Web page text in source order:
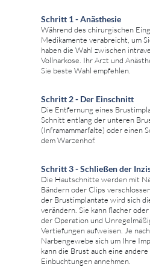
Schritt 1 - Anästhesie
Während des chirurgischen
Medikamente verabreicht, um
haben die Wahl zwischen
Vollnarkose. Ihr Arzt und
Sie beste Wahl empfehlen.
Schritt 2 - Der Einschnitt
Die Entfernung eines
Schnitt entlang der unteren
(Inframammarfalte) oder einen
dem Warzenhof.
Schritt 3 - Schließen der
Die Hautschnitte werden mit
Bändern oder Clips
der Brustimplantate wird sich
verändern. Sie kann flacher
der Operation und
Vertiefungen aufweisen. Je
Narbengewebe sich um Ihre
kann die Brust auch eine
Einbuchtungen annehmen.